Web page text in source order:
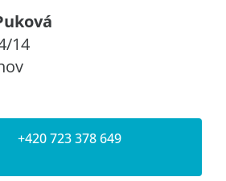
14
+420 723 378 649